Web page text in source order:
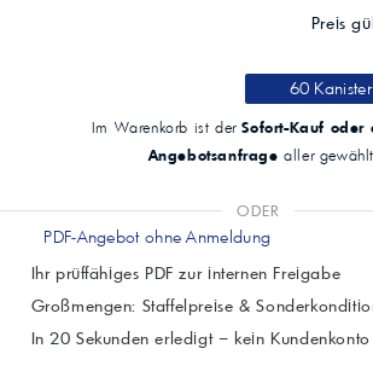
Preis
60 Kanister
Im Warenkorb ist derSofort-Kauf oder
Angebotsanfrage aller
ODER
PDF-Angebot ohne Anmeldung
Ihr prüffähiges PDF zur internen Freigabe
Großmengen: Staffelpreise &
In 20 Sekunden erledigt – kein